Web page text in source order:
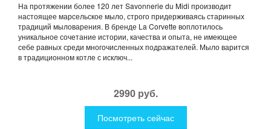
На протяжении более 120 лет Savonnerie du Midi производит
настоящее марсельское мыло, строго придерживаясь старинных
традиций мыловарения. В бренде La Corvette воплотилось
уникальное сочетание истории, качества и опыта, не имеющее
себе равных среди многочисленных подражателей. Мыло варится
в традиционном котле с исключ...
2990 руб.
Посмотреть сейчас